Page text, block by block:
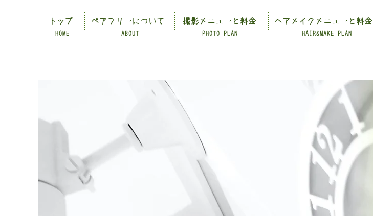
HOME ABOUT PHOTO PLAN HAIR&MAKE PLAN
トップ ペアフリーについて 撮影メニューと料金 ヘアメイクメニューと料金